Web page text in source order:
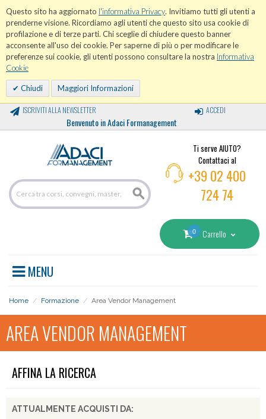
Questo sito ha aggiornato l'informativa Privacy. Invitiamo tutti gli utenti a
prenderne visione. Ricordiamo agli utenti che questo sito usa cookie di
profilazione e di terze parti. Chi sceglie di chiudere questo banner
acconsente all'uso dei cookie. Per saperne di più o per modificare le
preferenze sui cookie, gli utenti possono consultare la nostra Informativa
Cookie
Chiudi Maggiori Informazioni
ISCRIVITI ALLA NEWSLETTER
Benvenuto in Adaci Formanagement
ACCEDI
Ti serve AIUTO?
Contattaci al
+39 02 400
724 74
0 Carrello
MENU
Home / Formazione / Area Vendor Management
AREA VENDOR MANAGEMENT
AFFINA LA RICERCA
ATTUALMENTE ACQUISTI DA: